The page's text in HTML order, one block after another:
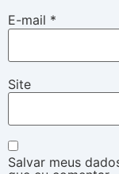
E-mail *
Site
Salvar meus